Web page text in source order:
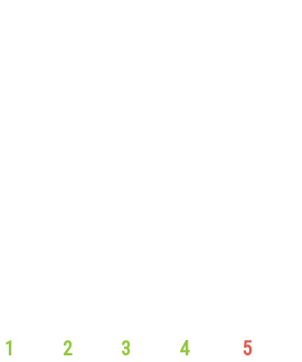
1 2 3 4 5